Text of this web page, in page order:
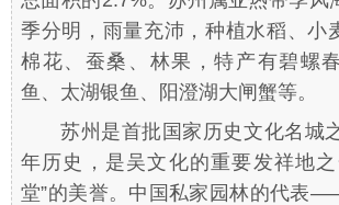
季分明，雨量充沛，种植水稻、小
棉花、蚕桑、林果，特产有碧螺
鱼、太湖银鱼、阳澄湖大闸蟹等。
苏州是首批国家历史文化名城
年历史，是吴文化的重要发祥地
堂”的美誉。中国私家园林的代表